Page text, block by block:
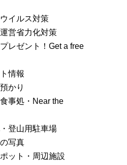
イルス対策
営省力化対策
レゼント！Get a free
情報
かり
事処・Near the
・登山用駐車場
写真
ット・周辺施設